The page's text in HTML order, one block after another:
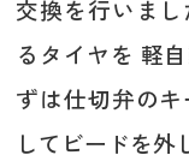
交換を行いま
るタイヤを 軽
ずは仕切弁の
してビードを外